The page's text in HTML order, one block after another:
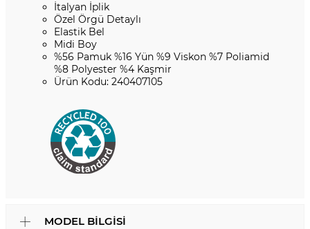
İtalyan İplik
Özel Örgü Detaylı
Elastik Bel
Midi Boy
%56 Pamuk %16 Yün %9 Viskon %7 Poliamid
%8 Polyester %4 Kaşmir
Ürün Kodu: 240407105
MODEL BILGISI